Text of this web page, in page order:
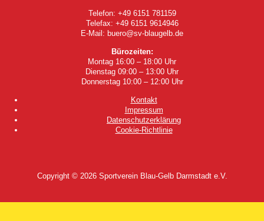
Telefon: +49 6151 781159
Telefax: +49 6151 9614946
E-Mail: buero@sv-blaugelb.de
Bürozeiten:
Montag 16:00 – 18:00 Uhr
Dienstag 09:00 – 13:00 Uhr
Donnerstag 10:00 – 12:00 Uhr
Kontakt
Impressum
Datenschutzerklärung
Cookie-Richtlinie
Copyright © 2026 Sportverein Blau-Gelb Darmstadt e.V.